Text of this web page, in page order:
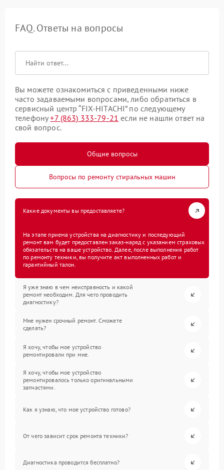
FAQ. Ответы на вопросы
Вы можете ознакомиться с приведенными ниже
часто задаваемыми вопросами, либо обратиться в
сервисный центр “FIX-HITACHI” по следующему
телефону+7 (863) 333-79-21 если не нашли ответ на
свой вопрос.
Общие вопросы
Вопросы по ремонту стиральных машин
Какие документы вы предоставляете?
На этапе приема устройства на диагностику и последующий
ремонт вам будет предоставлен заказ-наряд с указанием страховых
обязательств на ваше устройство. Далее, после выполнения работ
по ремонту техники, вы получите акт выполненных работ и
гарантийный талон.
Я уже знаю в чем неисправность и какой
ремонт необходим. Для чего проводить
диагностику?
Мне нужен срочный ремонт. Сможете
сделать?
Я хочу, чтобы мое устройство
ремонтировали при мне.
Я хочу, чтобы мое устройство
ремонтировалось только оригинальными
запчастями.
Как я узнаю, что мое устройство готово?
От чего зависит срок ремонта техники?
Диагностика проводится бесплатно?